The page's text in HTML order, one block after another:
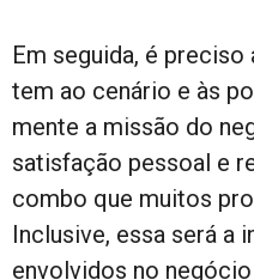
Em seguida, é
tem ao cenário e às
mente a missão do
satisfação pessoal e
combo que muitos
Inclusive, essa será a
envolvidos no